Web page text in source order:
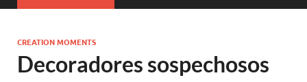
CREATION MOMENTS
Decoradores sospechosos